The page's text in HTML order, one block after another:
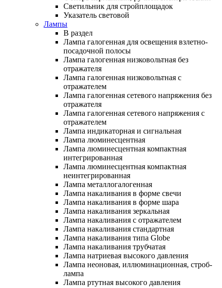
Светильник для стройплощадок
Указатель световой
Лампы
В раздел
Лампа галогенная для освещения взлетно-
посадочной полосы
Лампа галогенная низковольтная без
отражателя
Лампа галогенная низковольтная с
отражателем
Лампа галогенная сетевого напряжения без
отражателя
Лампа галогенная сетевого напряжения с
отражателем
Лампа индикаторная и сигнальная
Лампа люминесцентная
Лампа люминесцентная компактная
интегрированная
Лампа люминесцентная компактная
неинтегрированная
Лампа металлогалогенная
Лампа накаливания в форме свечи
Лампа накаливания в форме шара
Лампа накаливания зеркальная
Лампа накаливания с отражателем
Лампа накаливания стандартная
Лампа накаливания типа Globe
Лампа накаливания трубчатая
Лампа натриевая высокого давления
Лампа неоновая, иллюминационная, строб-
лампа
Лампа ртутная высокого давления